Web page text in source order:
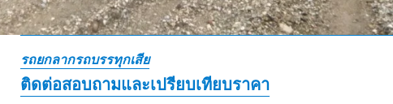
รถยกลากรถบรรทุกเสีย
ติดต่อสอบถามและเปรียบเทียบราคา